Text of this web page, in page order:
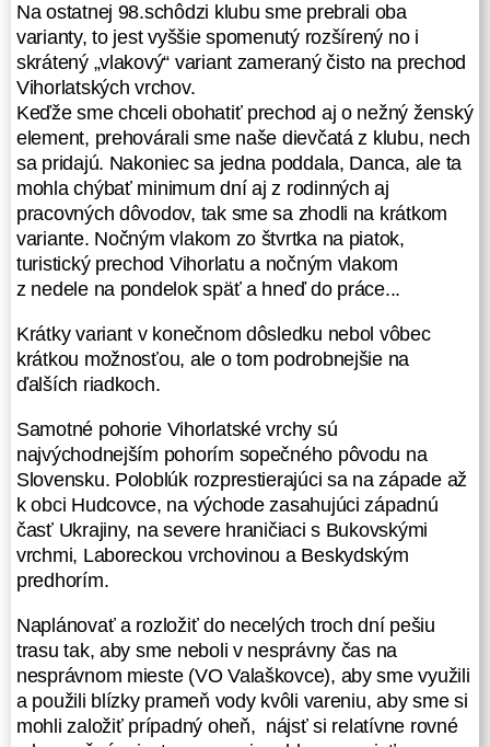
v novembri a tak postupne, zo
„starých prechodových harcovníkov“
odpadli Vladino, Aďo a Martula
a tým pádom sme ostali traja
veteráni Martin, Ďuri a ja.
Na ostatnej 98.schôdzi klubu sme
prebrali oba varianty, to jest vyššie
spomenutý rozšírený no i skrátený
„vlakový“ variant zameraný čisto na
prechod Vihorlatských vrchov.
Keďže sme chceli obohatiť prechod
prehovárali sme naše dievčatá
z klubu, nech sa pridajú. Nakoniec
sa jedna poddala, Danca, ale ta
z rodinných aj pracovných dôvodov,
tak sme sa zhodli na krátkom
variante. Nočným vlakom zo štvrtka
na piatok, turistický prechod
Vihorlatu a nočným vlakom z nedele
na pondelok späť a hneď do práce...
nebol vôbec krátkou možnosťou, ale
o tom podrobnejšie na ďalších
riadkoch.
Samotné pohorie Vihorlatské vrchy
Na ostatnej 98.schôdzi klubu sme prebrali oba
varianty, to jest vyššie spomenutý rozšírený no i
skrátený „vlakový“ variant zameraný čisto na prechod
Vihorlatských vrchov.
Keďže sme chceli obohatiť prechod aj o nežný ženský
element, prehovárali sme naše dievčatá z klubu, nech
sa pridajú. Nakoniec sa jedna poddala, Danca, ale ta
mohla chýbať minimum dní aj z rodinných aj
pracovných dôvodov, tak sme sa zhodli na krátkom
variante. Nočným vlakom zo štvrtka na piatok,
turistický prechod Vihorlatu a nočným vlakom
z nedele na pondelok späť a hneď do práce...
Krátky variant v konečnom dôsledku nebol vôbec
krátkou možnosťou, ale o tom podrobnejšie na
ďalších riadkoch.
Samotné pohorie Vihorlatské vrchy sú
najvýchodnejším pohorím sopečného pôvodu na
Slovensku. Poloblúk rozprestierajúci sa na západe až
k obci Hudcovce, na východe zasahujúci západnú
časť Ukrajiny, na severe hraničiaci s Bukovskými
vrchmi, Laboreckou vrchovinou a Beskydským
predhorím.
Naplánovať a rozložiť do necelých troch dní pešiu
trasu tak, aby sme neboli v nesprávny čas na
nesprávnom mieste (VO Valaškovce), aby sme využili
a použili blízky prameň vody kvôli vareniu, aby sme si
mohli založiť prípadný oheň, nájsť si relatívne rovné